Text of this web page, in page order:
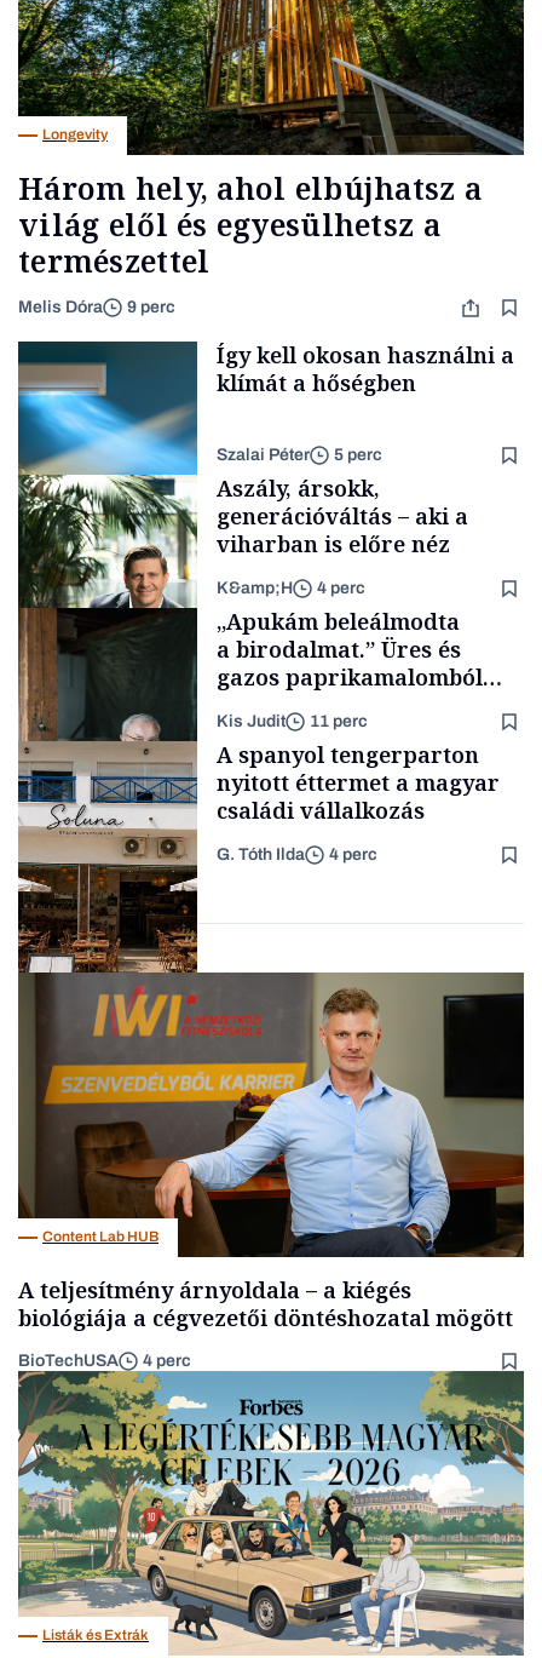
Longevity
Három hely, ahol elbújhatsz a
világ elől és egyesülhetsz a
természettel
Melis Dóra 9 perc
Tech
Így kell okosan használni a
klímát a hőségben
Szalai Péter 5 perc
TÁMOGATÓI
Aszály, ársokk,
generációváltás – aki a
viharban is előre néz
K&amp;H 4 perc
Családi
vállalkozások
„Apukám beleálmodta
a birodalmat.” Üres és
gazos paprikamalomból
fűszersztori
Kis Judit 11 perc
A spanyol tengerparton
nyitott éttermet a magyar
családi vállalkozás
G. Tóth Ilda 4 perc
Content Lab HUB
A teljesítmény árnyoldala – a kiégés
biológiája a cégvezetői döntéshozatal mögött
BioTechUSA 4 perc
Listák és Extrák